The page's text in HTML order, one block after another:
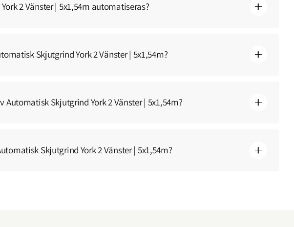
2 Vänster | 5x1,54m automatiseras?
Skjutgrind York 2 Vänster | 5x1,54m?
Automatisk Skjutgrind York 2 Vänster | 5x1,54m?
Skjutgrind York 2 Vänster | 5x1,54m?